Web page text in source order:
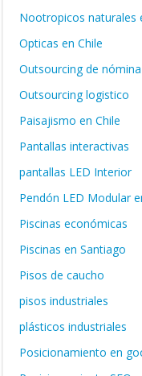
Nootropicos naturales
Opticas en Chile
Outsourcing de nómina
Outsourcing logistico
Paisajismo en Chile
Pantallas interactivas
pantallas LED Interior
Pendón LED Modular
Piscinas económicas
Piscinas en Santiago
Pisos de caucho
pisos industriales
plásticos industriales
Posicionamiento en